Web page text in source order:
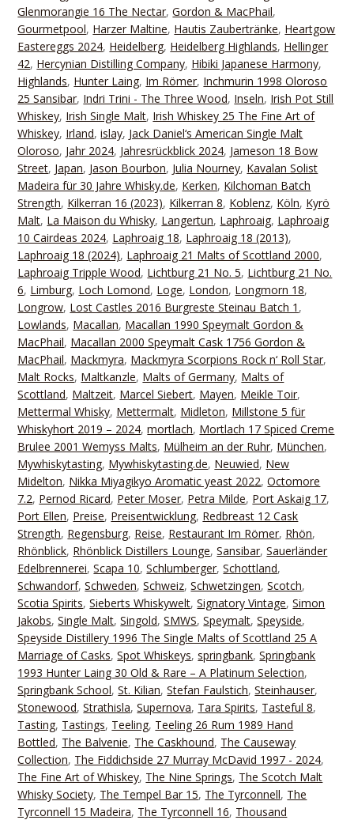
Glenmorangie 16 The Nectar,Gordon & MacPhail,
Gourmetpool, Harzer Maltine, Hautis Zaubertränke, Heartgow
Eastereggs 2024, Heidelberg, Heidelberg Highlands, Hellinger
42, Hercynian Distilling Company, Hibiki Japanese Harmony,
Highlands, Hunter Laing, Im Römer, Inchmurin 1998 Oloroso
25 Sansibar, Indri Trini - The Three Wood, Inseln, Irish Pot Still
Whiskey, Irish Single Malt, Irish Whiskey 25 The Fine Art of
Whiskey, Irland,islay, Jack Daniel‘s American Single Malt
Oloroso, Jahr 2024, Jahresrückblick 2024, Jameson 18 Bow
Street, Japan, Jason Bourbon, Julia Nourney, Kavalan Solist
Madeira für 30 Jahre Whisky.de, Kerken, Kilchoman Batch
Strength, Kilkerran 16 (2023), Kilkerran 8, Koblenz, Köln, Kyrö
Malt, La Maison du Whisky, Langertun, Laphroaig, Laphroaig
10 Cairdeas 2024, Laphroaig 18, Laphroaig 18 (2013),
Laphroaig 18 (2024), Laphroaig 21 Malts of Scottland 2000,
Laphroaig Tripple Wood, Lichtburg 21 No. 5, Lichtburg 21 No.
6, Limburg, Loch Lomond, Loge, London, Longmorn 18,
Longrow, Lost Castles 2016 Burgreste Steinau Batch 1 ,
Lowlands, Macallan, Macallan 1990 Speymalt Gordon &
MacPhail, Macallan 2000 Speymalt Cask 1756 Gordon &
MacPhail, Mackmyra, Mackmyra Scorpions Rock n‘ Roll Star,
Malt Rocks, Maltkanzle, Malts of Germany, Malts of
Scottland, Maltzeit, Marcel Siebert, Mayen, Meikle Toir,
Mettermal Whisky, Mettermalt, Midleton, Millstone 5 für
Whiskyhort 2019 – 2024,mortlach, Mortlach 17 Spiced Creme
Brulee 2001 Wemyss Malts, Mülheim an der Ruhr, München,
Mywhiskytasting, Mywhiskytasting.de, Neuwied, New
Midelton, Nikka Miyagikyo Aromatic yeast 2022,Octomore
7.2, Pernod Ricard, Peter Moser, Petra Milde, Port Askaig 17,
Port Ellen, Preise, Preisentwicklung, Redbreast 12 Cask
Strength, Regensburg, Reise, Restaurant Im Römer, Rhön,
Rhönblick, Rhönblick Distillers Lounge,Sansibar,Sauerländer
Edelbrennerei,Scapa 10,Schlumberger,Schottland,
Schwandorf,Schweden,Schweiz,Schwetzingen,Scotch,
Scotia Spirits,Sieberts Whiskywelt,Signatory Vintage,Simon
Jakobs,Single Malt,Singold,SMWS,Speymalt,Speyside,
Speyside Distillery 1996 The Single Malts of Scottland 25 A
Marriage of Casks,Spot Whiskeys,springbank,Springbank
1993 Hunter Laing 30 Old & Rare – A Platinum Selection,
Springbank School,St. Kilian,Stefan Faulstich,Steinhauser,
Stonewood,Strathisla,Supernova, Tara Spirits, Tasteful 8,
Tasting, Tastings, Teeling, Teeling 26 Rum 1989 Hand
Bottled, The Balvenie, The Caskhound, The Causeway
Collection, The Fiddichside 27 Murray McDavid 1997 - 2024,
The Fine Art of Whiskey, The Nine Springs, The Scotch Malt
Whisky Society, The Tempel Bar 15, The Tyrconnell, The
Tyrconnell 15 Madeira, The Tyrconnell 16, Thousand